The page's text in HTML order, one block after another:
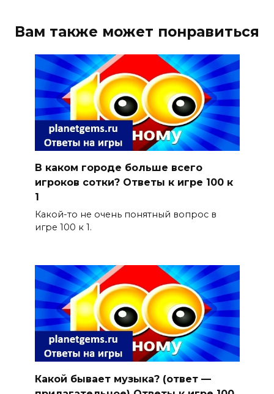
Вам также может понравиться
В каком городе больше всего
игроков сотки? Ответы к игре 100 к
1
Какой-то не очень понятный вопрос в
игре 100 к 1.
Какой бывает музыка? (ответ —